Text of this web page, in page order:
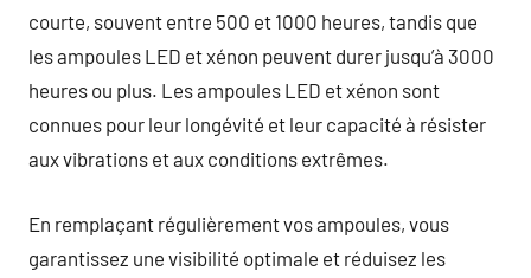
courte, souvent entre 500 et 1000 heures, tandis que
les ampoules LED et xénon peuvent durer jusqu’à 3000
heures ou plus. Les ampoules LED et xénon sont
connues pour leur longévité et leur capacité à résister
aux vibrations et aux conditions extrêmes.
En remplaçant régulièrement vos ampoules, vous
garantissez une visibilité optimale et réduisez les